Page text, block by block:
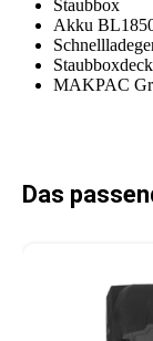
Staubbox
Akku
MAKPAC
Das